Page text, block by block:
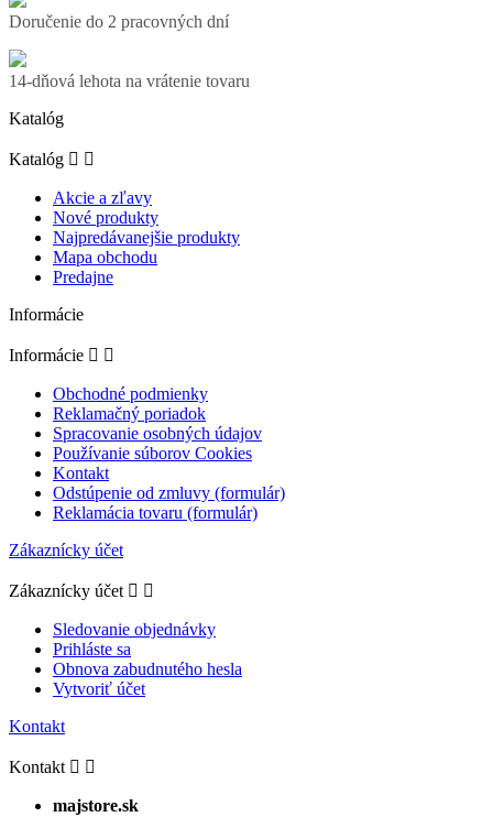
Doručenie do 2 pracovných dní
14-dňová lehota na vrátenie tovaru
Katalóg
Katalóg  
Akcie a zľavy
Nové produkty
Najpredávanejšie produkty
Mapa obchodu
Predajne
Informácie
Informácie  
Obchodné podmienky
Reklamačný poriadok
Spracovanie osobných údajov
Používanie súborov Cookies
Kontakt
Odstúpenie od zmluvy (formulár)
Reklamácia tovaru (formulár)
Zákaznícky účet
Zákaznícky účet  
Sledovanie objednávky
Prihláste sa
Obnova zabudnutého hesla
Vytvoriť účet
Kontakt
Kontakt  
majstore.sk